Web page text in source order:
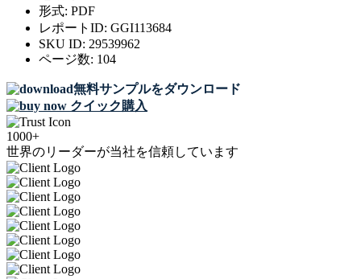
形式: PDF
レポートID: GGI113684
SKU ID: 29539962
ページ数: 104
無料サンプルをダウンロード
クイック購入
1000+
世界のリーダーが当社を信頼しています